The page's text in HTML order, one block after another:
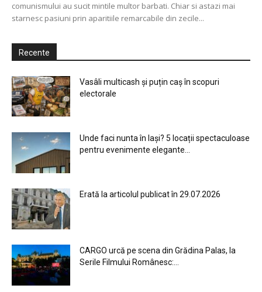
comunismului au sucit mintile multor barbati. Chiar si astazi mai
starnesc pasiuni prin aparitiile remarcabile din zecile...
Recente
Vasâli multicash și puțin caș în scopuri
electorale
Unde faci nunta în Iași? 5 locații spectaculoase
pentru evenimente elegante...
Erată la articolul publicat în 29.07.2026
CARGO urcă pe scena din Grădina Palas, la
Serile Filmului Românesc:...